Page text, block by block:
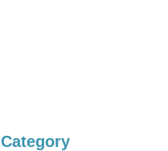
Category